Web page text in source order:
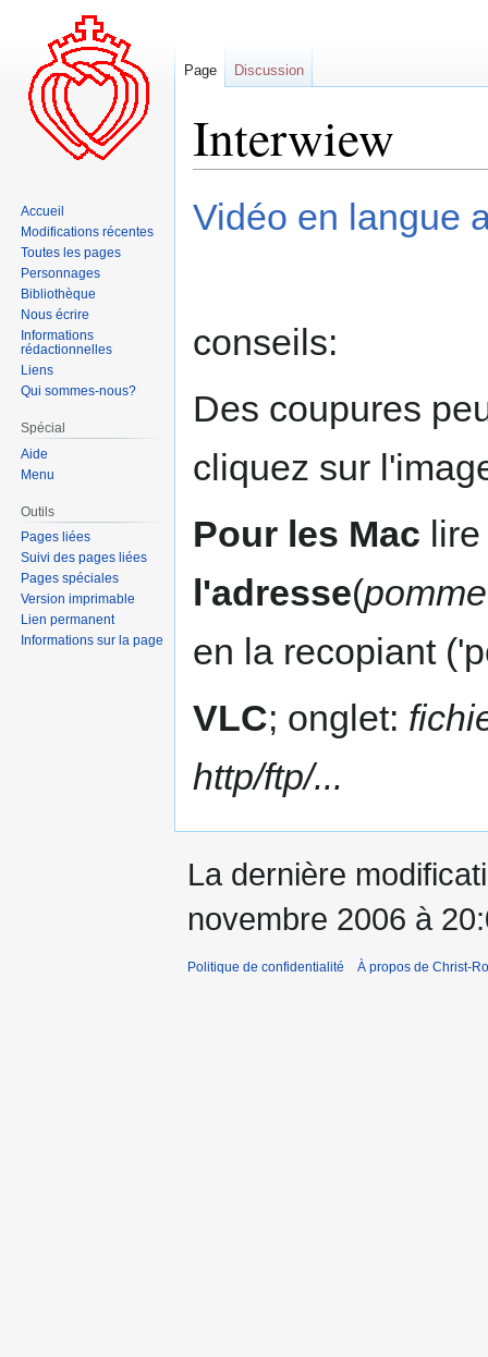
Interwiew
Aller
à
Aller
à
Vidéo en langue
conseils:
Des coupures
cliquez sur
Pour les Mac
l'adresse(
en la recopiant
VLC; onglet:
http/ftp/...
Page Discussion
Accueil
Modifications récentes
Toutes les pages
Personnages
Bibliothèque
Nous écrire
Informations
rédactionnelles
Liens
Qui sommes-nous?
Spécial
Aide
Menu
Outils
Pages liées
Suivi des pages liées
Pages spéciales
Version imprimable
Lien permanent
Informations sur la page
La dernière
novembre 2006 à
Politique de confidentialité À propos de Christ-